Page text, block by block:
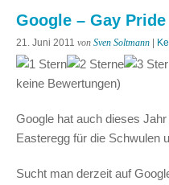
Google – Gay Pride
21. Juni 2011 von Sven Soltmann
keine Bewertungen)
Google hat auch dieses
Easteregg für die Schwulen
Sucht man derzeit auf